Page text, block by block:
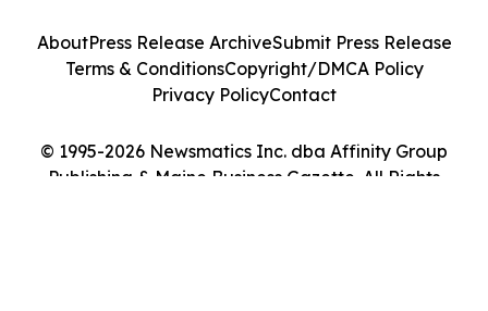
© 1995-2026 Newsmatics Inc. dba Affinity Group
Publishing & Maine Business Gazette. All Rights
AboutPress Release ArchiveSubmit Press Release
Terms & ConditionsCopyright/DMCA Policy
Privacy PolicyContact